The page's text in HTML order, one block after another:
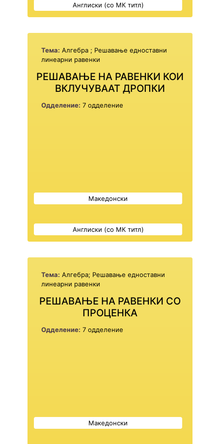
Англиски (со МК титл)
Тема: Алгебра ; Решавање едноставни
линеарни равенки
РЕШАВАЊЕ НА РАВЕНКИ КОИ
ВКЛУЧУВААТ ДРОПКИ
Одделение: 7 одделение
Англиски (со МК титл)
Македонски
Тема: Алгебра; Решавање едноставни
линеарни равенки
РЕШАВАЊЕ НА РАВЕНКИ СО
ПРОЦЕНКА
Одделение: 7 одделение
Македонски